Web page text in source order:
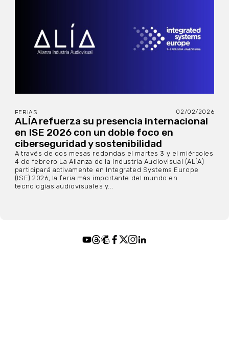
FERIAS 02/02/2026
ALÍA refuerza su presencia internacional
en ISE 2026 con un doble foco en
ciberseguridad y sostenibilidad
A través de dos mesas redondas el martes 3 y el miércoles
4 de febrero La Alianza de la Industria Audiovisual (ALÍA)
participará activamente en Integrated Systems Europe
(ISE) 2026, la feria más importante del mundo en
tecnologías audiovisuales y...